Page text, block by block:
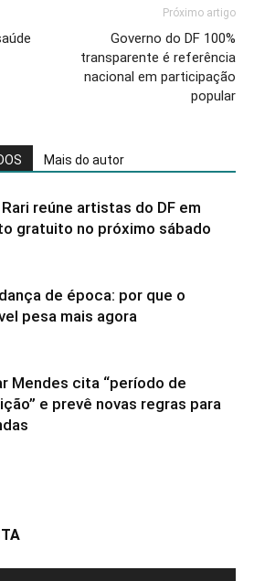
Próximo artigo
Governo do DF 100%
transparente é referência
nacional em participação
popular
Mais do autor
reúne artistas do DF em
gratuito no próximo sábado
de época: por que o
pesa mais agora
Mendes cita “período de
e prevê novas regras para